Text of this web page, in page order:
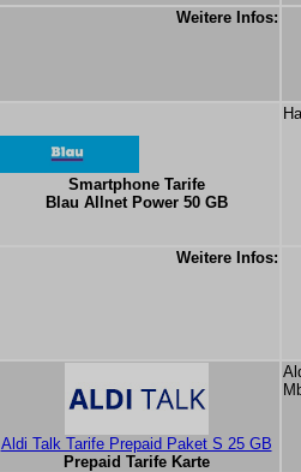
Weitere Infos:
Smartphone Tarife
Blau Allnet Power 50 GB
Weitere Infos:
Aldi Talk Tarife Prepaid Paket S 25 GB
Prepaid Tarife Karte